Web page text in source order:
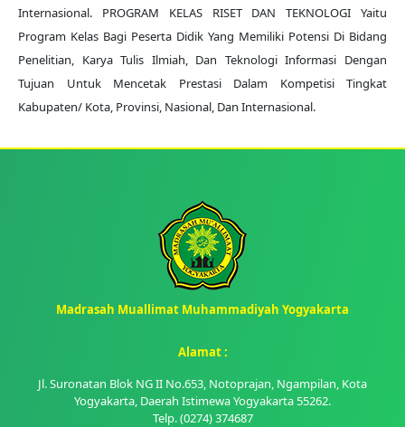
Internasional. PROGRAM KELAS RISET DAN TEKNOLOGI Yaitu
Program Kelas Bagi Peserta Didik Yang Memiliki Potensi Di Bidang
Penelitian, Karya Tulis Ilmiah, Dan Teknologi Informasi Dengan
Tujuan Untuk Mencetak Prestasi Dalam Kompetisi Tingkat
Kabupaten/ Kota, Provinsi, Nasional, Dan Internasional.
Madrasah Muallimat Muhammadiyah Yogyakarta
Alamat :
Jl. Suronatan Blok NG II No.653, Notoprajan, Ngampilan, Kota
Yogyakarta, Daerah Istimewa Yogyakarta 55262.
Telp. (0274) 374687